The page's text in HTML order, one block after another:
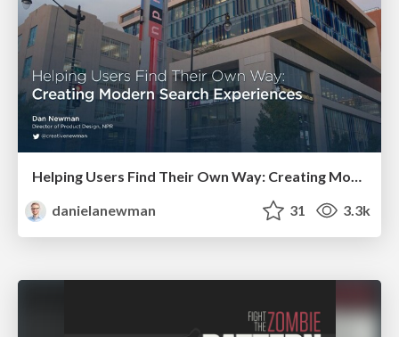
Helping Users Find Their Own Way: Creating Modern Search Experiences
danielanewman
31 3.3k